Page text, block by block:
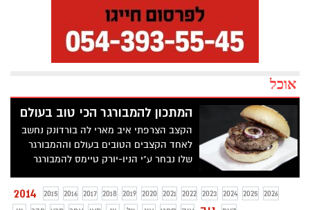
אוכל
המתכון להמבורגר הכי טוב בעולם
הקצב הצרפתי איב מארי לה בורדונק נחשב
לאחד הקצבים הטובים בעולם וההמבורגר
שלו נבחר ע"י הניו-יורק טיימס להמבורגר
Couteau d'Argent ("סכין הכסף"), קונים כל
עשירי צרפת ומפורסמיה, שיכולים להרשות
2014 2015 2016 2017 2018 2019 2020 2021 2022 2023 2024 2025
2026